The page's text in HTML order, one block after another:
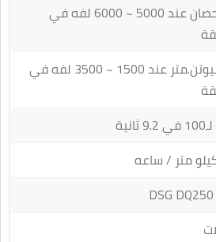
150 حصان عند 5000 ~ 6000 لفه في
250 نيوتن.متر عند 1500 ~ 3500 لفه في
DSG